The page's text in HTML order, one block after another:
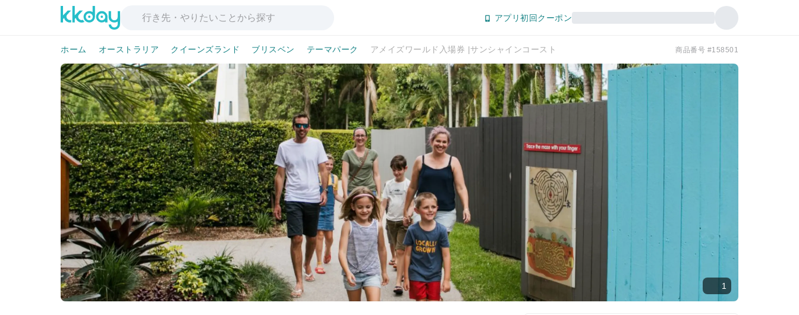
アプリ初回クーポン
ホーム オーストラリア クイーンズランド ブリスベン テーマパーク アメイズワールド入場券 |サンシャインコースト 商品番号 #158501
1